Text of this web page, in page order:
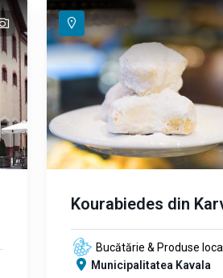
text
text
Kourabiedes din
Bucătărie & Produse
Municipalitatea Kavala